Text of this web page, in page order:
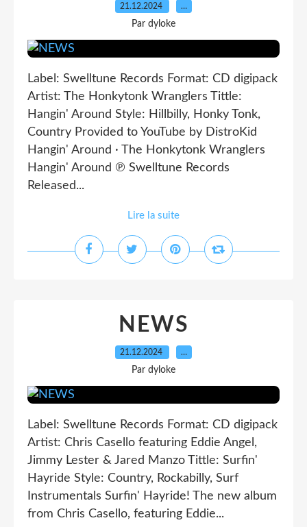
21.12.2024 …
Par dyloke
Label: Swelltune Records Format: CD digipack
Artist: The Honkytonk Wranglers Tittle:
Hangin' Around Style: Hillbilly, Honky Tonk,
Country Provided to YouTube by DistroKid
Hangin' Around · The Honkytonk Wranglers
Hangin' Around ℗ Swelltune Records
Released...
Lire la suite
NEWS
21.12.2024 …
Par dyloke
Label: Swelltune Records Format: CD digipack
Artist: Chris Casello featuring Eddie Angel,
Jimmy Lester & Jared Manzo Tittle: Surfin'
Hayride Style: Country, Rockabilly, Surf
Instrumentals Surfin' Hayride! The new album
from Chris Casello, featuring Eddie...